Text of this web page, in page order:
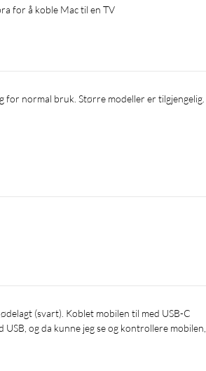
for å koble Mac til en TV
for normal bruk. Større modeller er tilgjengelig.
og da kunne jeg se og kontrollere mobilen,